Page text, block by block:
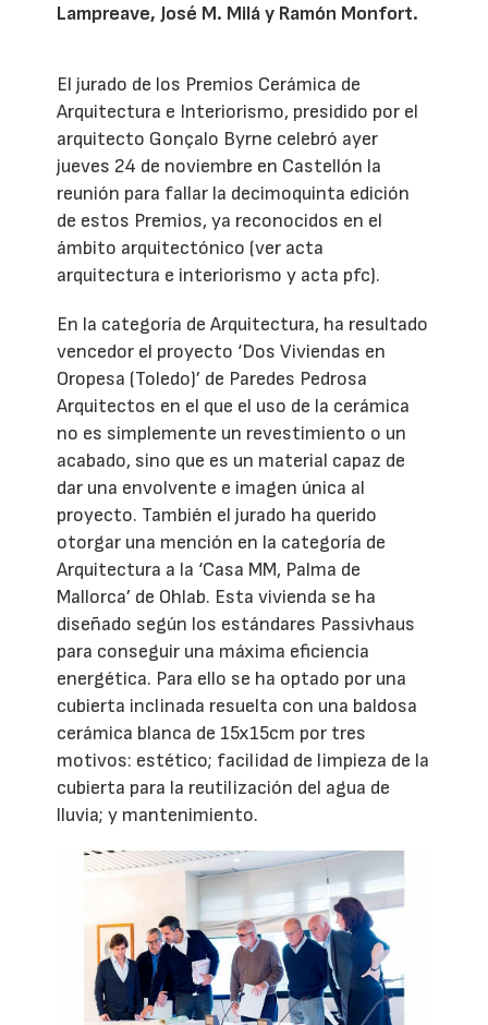
Lampreave, José M. Milá y Ramón Monfort.
El jurado de los Premios Cerámica de
Arquitectura e Interiorismo, presidido por el
arquitecto Gonçalo Byrne celebró ayer
jueves 24 de noviembre en Castellón la
reunión para fallar la decimoquinta edición
de estos Premios, ya reconocidos en el
ámbito arquitectónico (ver acta
arquitectura e interiorismo y acta pfc).
En la categoría de Arquitectura, ha resultado
vencedor el proyecto ‘Dos Viviendas en
Oropesa (Toledo)’ de Paredes Pedrosa
Arquitectos en el que el uso de la cerámica
no es simplemente un revestimiento o un
acabado, sino que es un material capaz de
dar una envolvente e imagen única al
proyecto. También el jurado ha querido
otorgar una mención en la categoría de
Arquitectura a la ‘Casa MM, Palma de
Mallorca’ de Ohlab. Esta vivienda se ha
diseñado según los estándares Passivhaus
para conseguir una máxima eficiencia
energética. Para ello se ha optado por una
cubierta inclinada resuelta con una baldosa
cerámica blanca de 15x15cm por tres
motivos: estético; facilidad de limpieza de la
cubierta para la reutilización del agua de
lluvia; y mantenimiento.